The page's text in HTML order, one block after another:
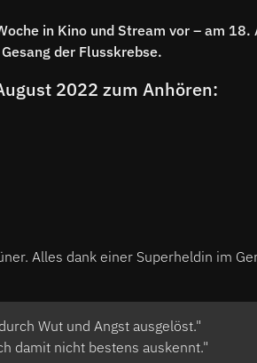
in Kino und Stream vor – am
der Flusskrebse.
2022 zum Anhören:
Alles dank einer Superheldin im
Wut und Angst ausgelöst."
damit nicht bestens auskennt."